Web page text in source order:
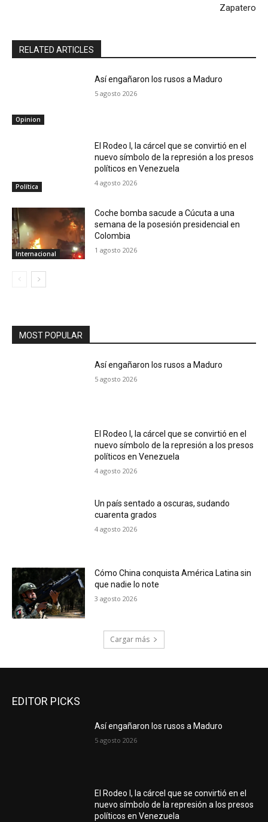
Zapatero
RELATED ARTICLES
Opinion
Así engañaron los rusos a Maduro
5 agosto 2026
Política
El Rodeo I, la cárcel que se convirtió en el
nuevo símbolo de la represión a los presos
políticos en Venezuela
4 agosto 2026
Internacional
Coche bomba sacude a Cúcuta a una
semana de la posesión presidencial en
Colombia
1 agosto 2026
MOST POPULAR
Así engañaron los rusos a Maduro
5 agosto 2026
El Rodeo I, la cárcel que se convirtió en el
nuevo símbolo de la represión a los presos
políticos en Venezuela
4 agosto 2026
Un país sentado a oscuras, sudando
cuarenta grados
4 agosto 2026
Cómo China conquista América Latina sin
que nadie lo note
3 agosto 2026
Cargar más
EDITOR PICKS
Así engañaron los rusos a Maduro
5 agosto 2026
El Rodeo I, la cárcel que se convirtió en el
nuevo símbolo de la represión a los presos
políticos en Venezuela